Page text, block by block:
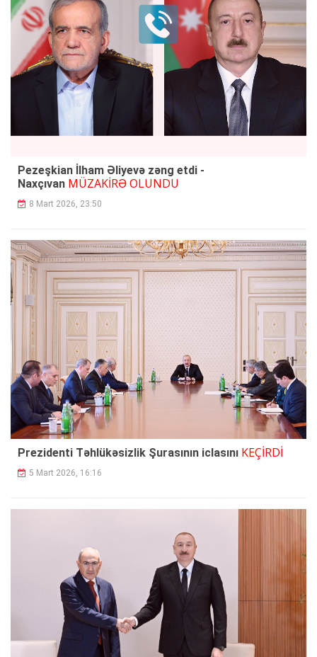
Pezeşkian İlham Əliyevə zəng etdi -
Naxçıvan MÜZAKİRƏ OLUNDU
8 Mart 2026, 23:50
Prezidenti Təhlükəsizlik Şurasının iclasını KEÇİRDİ
5 Mart 2026, 16:16